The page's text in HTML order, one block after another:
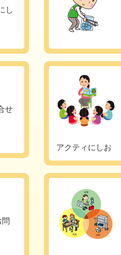
し
せ
アクティにしお